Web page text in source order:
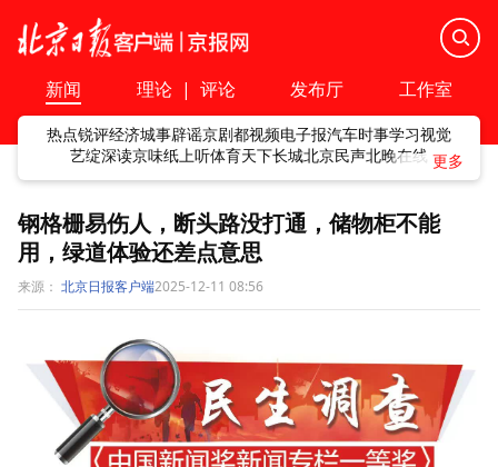
新闻 理论 | 评论 发布厅 工作室
热点锐评经济城事辟谣京剧都视频电子报汽车时事学习视觉
艺绽深读京味纸上听体育天下长城北京民声北晚在线
钢格栅易伤人，断头路没打通，储物柜不能
用，绿道体验还差点意思
来源： 北京日报客户端2025-12-11 08:56